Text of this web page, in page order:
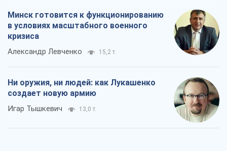
Минск готовится к функционированию
в условиях масштабного военного
кризиса
Александр Левченко 15,2 т.
Ни оружия, ни людей: как Лукашенко
создает новую армию
Игар Тышкевич 13,0 т.